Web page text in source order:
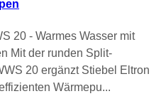
20 - Warmes Wasser mit
Mit der runden Split-
20 ergänzt Stiebel Eltron
Wärmepu...